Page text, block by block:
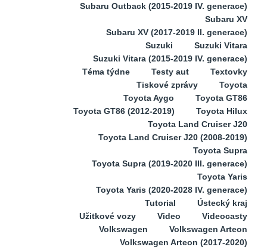
Subaru Outback (2015-2019 IV. generace)
Subaru XV
Subaru XV (2017-2019 II. generace)
Suzuki
Suzuki Vitara
Suzuki Vitara (2015-2019 IV. generace)
Téma týdne
Testy aut
Textovky
Tiskové zprávy
Toyota
Toyota Aygo
Toyota GT86
Toyota GT86 (2012-2019)
Toyota Hilux
Toyota Land Cruiser J20
Toyota Land Cruiser J20 (2008-2019)
Toyota Supra
Toyota Supra (2019-2020 III. generace)
Toyota Yaris
Toyota Yaris (2020-2028 IV. generace)
Tutorial
Ústecký kraj
Užitkové vozy
Video
Videocasty
Volkswagen
Volkswagen Arteon
Volkswagen Arteon (2017-2020)